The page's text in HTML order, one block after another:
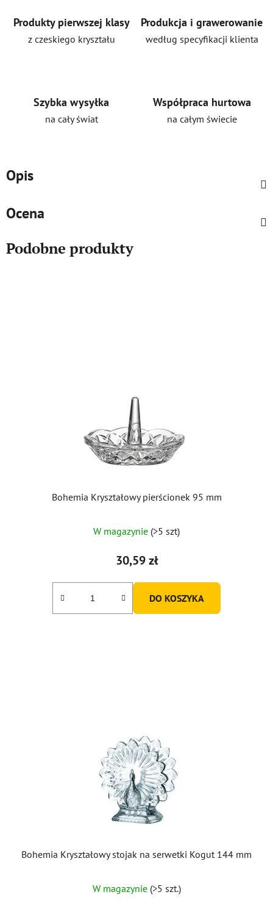
Produkty pierwszej klasy
z czeskiego kryształu
Produkcja i grawerowanie
według specyfikacji klienta
Szybka wysyłka
na cały świat
Współpraca hurtowa
na całym świecie
Opis
Ocena
Podobne produkty
Bohemia Kryształowy pierścionek 95 mm
W magazynie (>5 szt)
30,59 zł
DO KOSZYKA
Bohemia Kryształowy stojak na serwetki Kogut 144 mm
ocena
W magazynie (>5 szt.)